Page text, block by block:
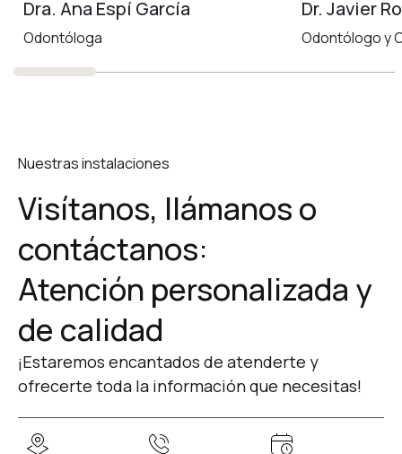
Dra. Ana Espí García
Odontóloga
Solicita tu cita Dr. Javier
Odontólogo y
Nuestras instalaciones
Visítanos, llámanos o
contáctanos:
Atención personalizada y
de calidad
¡Estaremos encantados de atenderte y
ofrecerte toda la información que necesitas!